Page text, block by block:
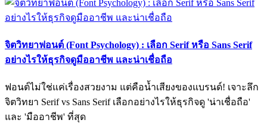
จิตวิทยาฟอนต์ (Font Psychology) : เลือก Serif หรือ Sans Serif
อย่างไรให้ธุรกิจดูมืออาชีพ และน่าเชื่อถือ
ฟอนต์ไม่ใช่แค่เรื่องสวยงาม แต่คือน้ำเสียงของแบรนด์! เจาะลึก
จิตวิทยา Serif vs Sans Serif เลือกอย่างไรให้ธุรกิจดู 'น่าเชื่อถือ'
และ 'มืออาชีพ' ที่สุด